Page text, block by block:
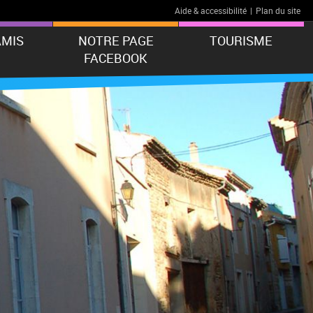
Aide & accessibilité | Plan du site
NOTRE PAGE
FACEBOOK
TOURISME